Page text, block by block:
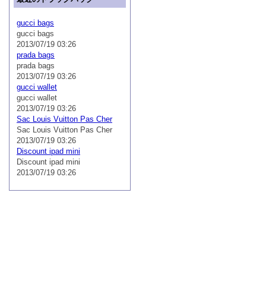
gucci bags
gucci bags
2013/07/19 03:26
prada bags
prada bags
2013/07/19 03:26
gucci wallet
gucci wallet
2013/07/19 03:26
Sac Louis Vuitton Pas Cher
Sac Louis Vuitton Pas Cher
2013/07/19 03:26
Discount ipad mini
Discount ipad mini
2013/07/19 03:26